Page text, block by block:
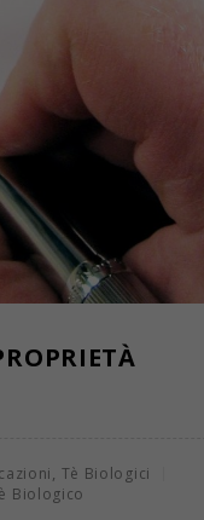
, Tè Biologici
Biologico